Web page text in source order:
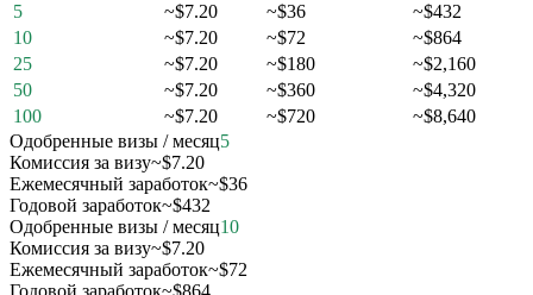
5
~$7.20 ~$36
~$432
10
~$7.20 ~$72
~$864
25
~$7.20 ~$180
~$2,160
50
~$7.20 ~$360
~$4,320
100
~$7.20 ~$720
~$8,640
Одобренные визы / месяц5
Комиссия за визу~$7.20
Ежемесячный заработок~$36
Годовой заработок~$432
Одобренные визы / месяц10
Комиссия за визу~$7.20
Ежемесячный заработок~$72